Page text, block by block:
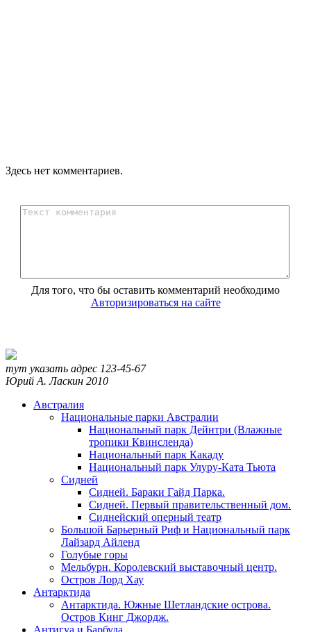
Здесь нет комментариев.
Для того, что бы оставить комментарий необходимо
Авторизироваться на сайте
тут указать адрес 123-45-67
Юрий А. Ласкин 2010
Австралия
Национальные парки Австралии
Национальный парк Дейнтри (Влажные
тропики Квинсленда)
Национальный парк Какаду
Национальный парк Улуру-Ката Тьюта
Сидней
Сидней. Бараки Гайд Парка.
Сидней. Первый правительственный дом.
Сиднейский оперный театр
Большой Барьерный Риф и Национальный парк
Лайзард Айленд
Голубые горы
Мельбурн. Королевский выставочный центр.
Остров Лорд Хау
Антарктида
Антарктида. Южные Шетландские острова.
Остров Кинг Джордж.
Антигуа и Барбуда